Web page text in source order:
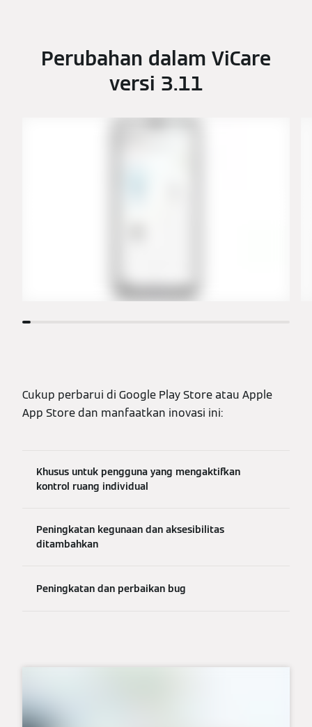
Perubahan dalam ViCare
versi 3.11
Cukup perbarui di Google Play Store atau Apple
App Store dan manfaatkan inovasi ini:
Khusus untuk pengguna yang mengaktifkan
kontrol ruang individual
Peningkatan kegunaan dan aksesibilitas
ditambahkan
Peningkatan dan perbaikan bug